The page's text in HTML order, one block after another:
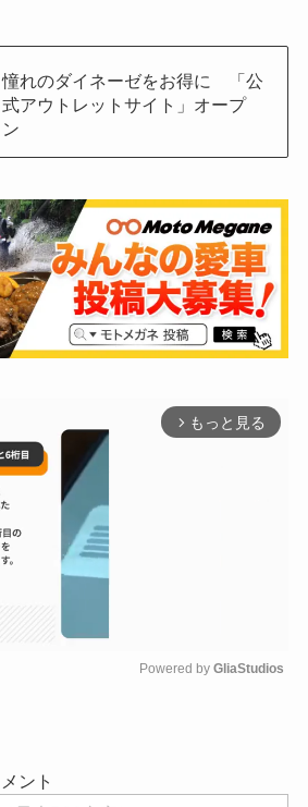
憧れのダイネーゼをお得に 「公
式アウトレットサイト」オープ
ン
arrow_forward_ios もっと見る
Powered by GliaStudios